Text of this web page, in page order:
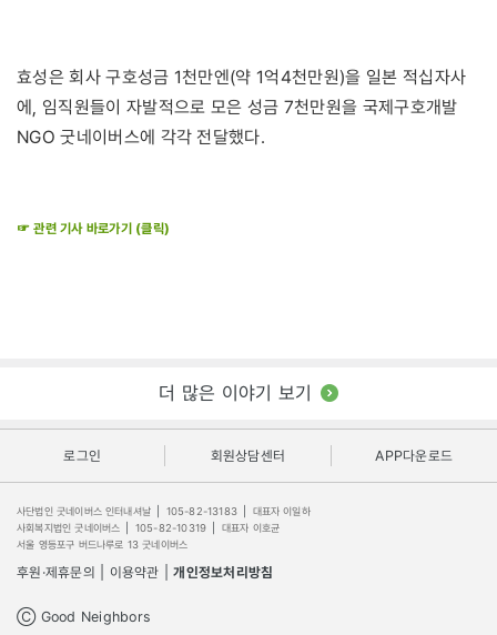
효성은 회사 구호성금 1천만엔(약 1억4천만원)을 일본 적십자사
에, 임직원들이 자발적으로 모은 성금 7천만원을 국제구호개발
NGO 굿네이버스에 각각 전달했다.
☞ 관련 기사 바로가기 (클릭)
더 많은 이야기 보기
로그인 회원상담센터 APP다운로드
사단법인 굿네이버스 인터내셔날 105-82-13183
대표자 이일하
사회복지법인 굿네이버스
105-82-10319
대표자 이호균
서울 영등포구 버드나루로 13 굿네이버스
후원·제휴문의 이용약관 개인정보처리방침
Ⓒ Good Neighbors